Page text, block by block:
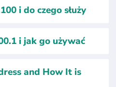
i do czego służy
i jak go używać
and How It is